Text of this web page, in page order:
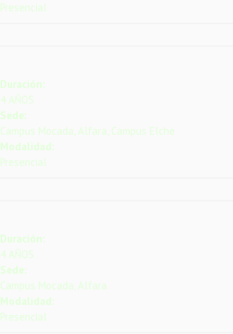
Presencial
Duración:
4 AÑOS
Sede:
Campus Mocada, Alfara, Campus Elche
Modalidad:
Presencial
Duración:
4 AÑOS
Sede:
Campus Mocada, Alfara
Modalidad:
Presencial